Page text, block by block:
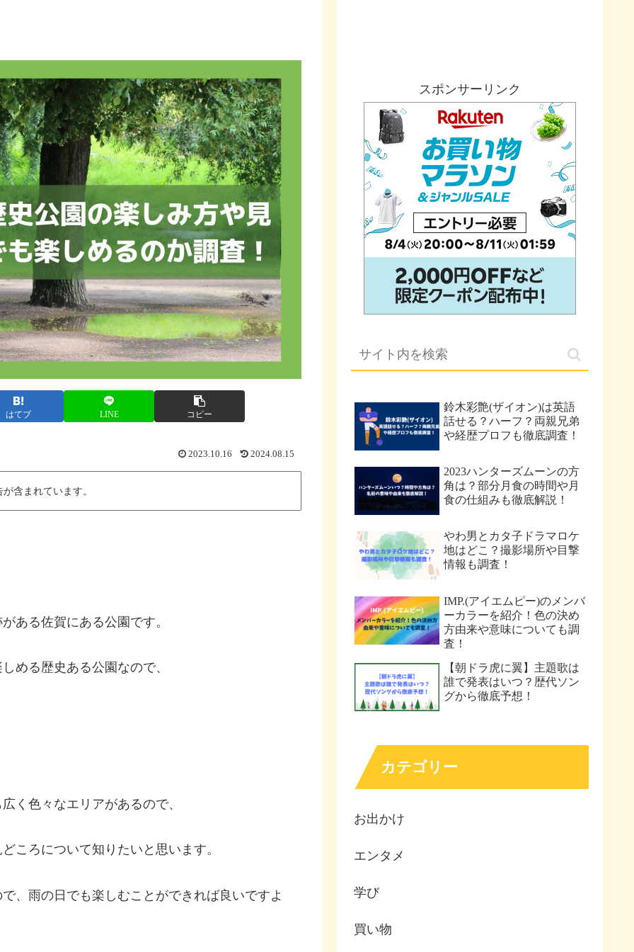
はてブ LINE コピー
2023.10.16 2024.08.15
含まれています。
ある佐賀にある公園です。
める歴史ある公園なので、
く色々なエリアがあるので、
ころについて知りたいと思います。
、雨の日でも楽しむことができれば良いですよ
スポンサーリンク
鈴木彩艶(ザイオン)は英語
話せる？ハーフ？両親兄弟
や経歴プロフも徹底調査！
2023ハンターズムーンの方
角は？部分月食の時間や月
食の仕組みも徹底解説！
やわ男とカタ子ドラマロケ
地はどこ？撮影場所や目撃
情報も調査！
IMP.(アイエムピー)のメンバ
ーカラーを紹介！色の決め
方由来や意味についても調
査！
【朝ドラ虎に翼】主題歌は
誰で発表はいつ？歴代ソン
グから徹底予想！
カテゴリー
お出かけ
エンタメ
学び
買い物